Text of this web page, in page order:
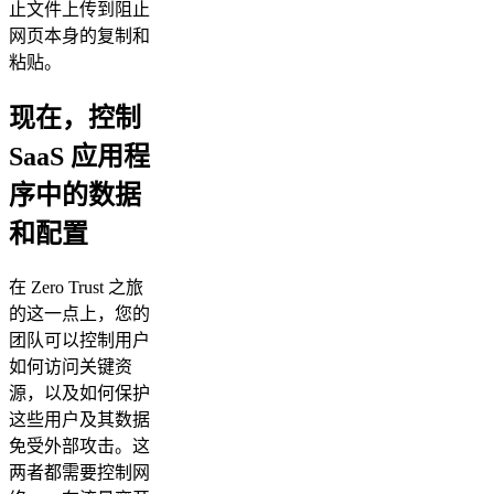
止文件上传到阻止
网页本身的复制和
粘贴。
现在，控制
SaaS 应用程
序中的数据
和配置
在 Zero Trust 之旅
的这一点上，您的
团队可以控制用户
如何访问关键资
源，以及如何保护
这些用户及其数据
免受外部攻击。这
两者都需要控制网